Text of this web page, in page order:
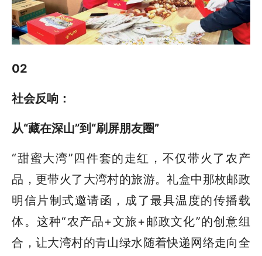
02
社会反响：
从“藏在深山”到“刷屏朋友圈”
“甜蜜大湾”四件套的走红，不仅带火了农产
品，更带火了大湾村的旅游。礼盒中那枚邮政
明信片制式邀请函，成了最具温度的传播载
体。这种“农产品+文旅+邮政文化”的创意组
合，让大湾村的青山绿水随着快递网络走向全